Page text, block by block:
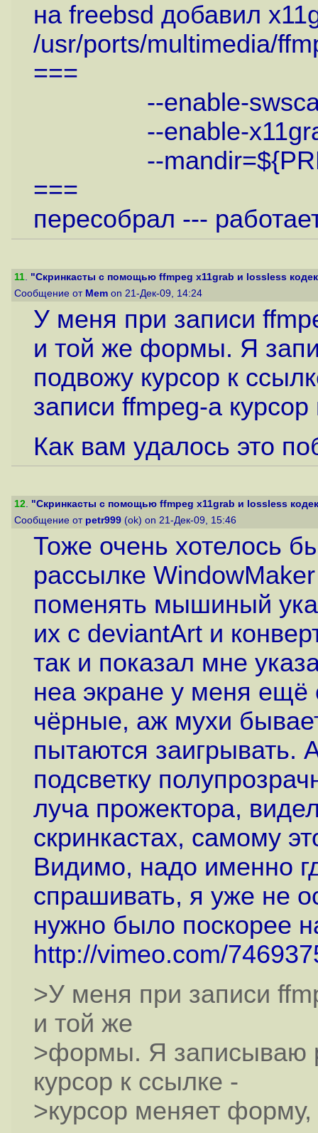
на freebsd добавил
/usr/ports/multimedia/
===
--enable-
--enable-
--
===
пересобрал ---
11. "Скринкасты с помощью ffmpeg x11grab и lossless
Сообщение от Mem on 21-Дек-09, 14:24
У меня при записи
и той же формы. Я
подвожу курсор к
записи ffmpeg-а
Как вам удалось это
12. "Скринкасты с помощью ffmpeg x11grab и lossless
Сообщение от petr999 (ok) on 21-Дек-09, 15:46
Тоже очень хотелось
рассылке
поменять мышиный
их с deviantArt и
так и показал мне
неа экране у меня ещё
чёрные, аж мухи
пытаются
подсветку
луча прожектора,
скринкастах, самому
Видимо, надо именно
спрашивать, я уже не
нужно было поскорее
http://vimeo.com/
>У меня при записи
и той же
>формы. Я записываю
курсор к ссылке -
>курсор меняет